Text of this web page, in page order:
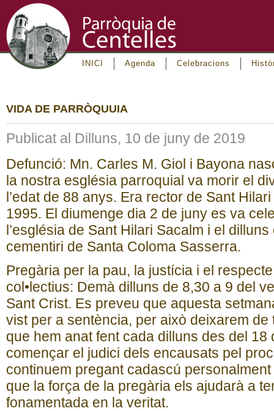
INICI Agenda Celebracions
VIDA DE PARRÒQUUIA
Publicat al Dilluns, 10 de juny de 2019
Defunció: Mn. Carles M. Giol i Bayona
la nostra església parroquial va morir el
l’edat de 88 anys. Era rector de Sant
1995. El diumenge dia 2 de juny es va
l’església de Sant Hilari Sacalm i el
cementiri de Santa Coloma Sasserra.
Pregària per la pau, la justícia i el
col•lectius: Demà dilluns de 8,30 a 9 del
Sant Crist. Es preveu que aquesta
vist per a sentència, per això deixarem
que hem anat fent cada dilluns des del 18
començar el judici dels encausats pel
continuem pregant cadascú
que la força de la pregària els ajudarà a
fonamentada en la veritat.